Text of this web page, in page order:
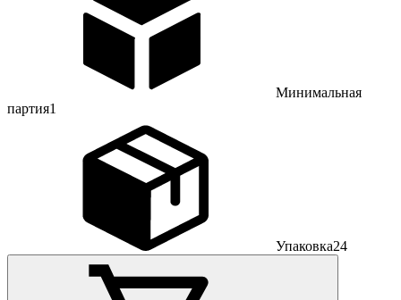
Минимальная
партия1
Упаковка24